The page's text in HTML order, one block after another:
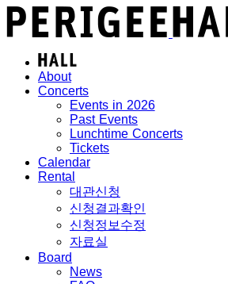
About
Concerts
Events in 2026
Past Events
Lunchtime Concerts
Tickets
Calendar
Rental
대관신청
신청결과확인
신청정보수정
자료실
Board
News